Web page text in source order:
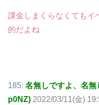
課金しまくらなくてもイ
的だよね
185: 名無しですよ、名無
p0NZ) 2022/03/11(金)